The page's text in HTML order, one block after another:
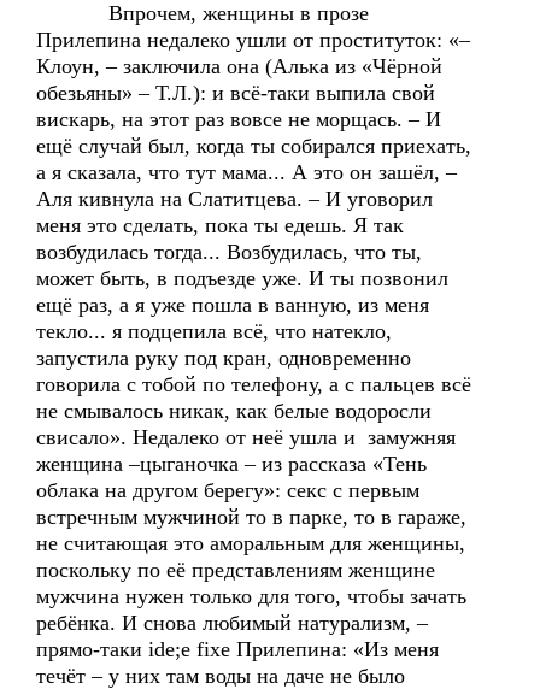
Впрочем, женщины в прозе
Прилепина недалеко ушли от проституток: «–
Клоун, – заключила она (Алька из «Чёрной
обезьяны» – Т.Л.): и всё-таки выпила свой
вискарь, на этот раз вовсе не морщась. – И
ещё случай был, когда ты собирался приехать,
а я сказала, что тут мама... А это он зашёл, –
Аля кивнула на Слатитцева. – И уговорил
меня это сделать, пока ты едешь. Я так
возбудилась тогда... Возбудилась, что ты,
может быть, в подъезде уже. И ты позвонил
ещё раз, а я уже пошла в ванную, из меня
текло... я подцепила всё, что натекло,
запустила руку под кран, одновременно
говорила с тобой по телефону, а с пальцев всё
не смывалось никак, как белые водоросли
свисало». Недалеко от неё ушла и замужняя
женщина –цыганочка – из рассказа «Тень
облака на другом берегу»: секс с первым
встречным мужчиной то в парке, то в гараже,
не считающая это аморальным для женщины,
поскольку по её представлениям женщине
мужчина нужен только для того, чтобы зачать
ребёнка. И снова любимый натурализм, –
прямо-таки idе;e fixe Прилепина: «Из меня
течёт – у них там воды на даче не было